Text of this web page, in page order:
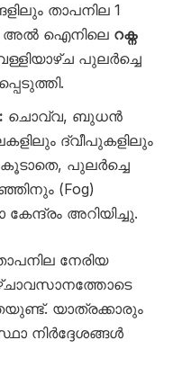
താപനില 1
അൽ ഐനിലെ റക്ന
പുലർച്ചെ
ചൊവ്വ, ബുധൻ
ദ്വീപുകളിലും
പുലർച്ചെ
(Fog)
അറിയിച്ചു.
നേരിയ
യാത്രക്കാരും
നിർദ്ദേശങ്ങൾ